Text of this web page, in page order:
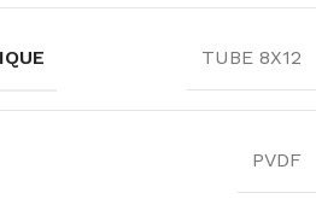
TUBE 8X12
PVDF